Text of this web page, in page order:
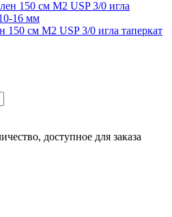
150 см М2 USP 3/0 игла таперкат
доступное для заказа